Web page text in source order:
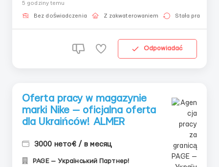
онлайн: Спеціаліст: Денис Бойко Телефон для
консультацій \ для підбору вакансій: +48 889 248
5 godziny temu
Bez doświadczenia Z zakwaterowaniem Stała praca
Odpowiadać
Oferta pracy w magazynie
marki Nike — oficjalna oferta
dla Ukraińców! ALMER
3000 нето€ / в месяц
PAGE — Український Партнер!